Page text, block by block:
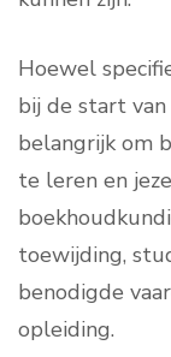
Hoewel
bij de start
belangrijk om
te leren en
toewijding,
benodigde
opleiding.